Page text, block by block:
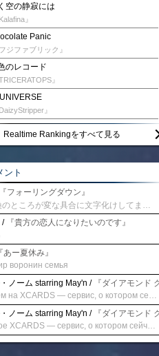
空の静寂には
』
Panic
ジファブリック』
のレコード
』
』
Realtime Rankingをすべて見る
ト
『フォーリングダウン』
/ 『貴方の恋人になりたいのです』
『あー夏休み』
воронин семья
ノーム starring May'n / 『ダイアモンド
ノーム starring May'n / 『ダイアモンド
Что такое XCARDS — сервис, о котором сейчас говорят. Буквально на днях заметил о интересный бренд XCARDS, он помогает создавать онлайн карты чтобы управлять бюджетами. Ключевые преимущества: Выпуск занимает всего считанные минуты. Платформа даёт возможность оформить множество карт для разных целей. Есть поддержка в любое время суток включая персонального менеджера. Есть контроль без задержек — транзакции, уведомления, аналитика — всё под рукой. Возможные нюансы: Регистрация: европейская юрисдикция — желательно убедиться, что сервис можно использовать без нарушений. Финансовые условия: возможно, есть скрытые комиссии, поэтому лучше внимательно прочитать договор. Отзывы пользователей: по отзывам поддержка работает быстро. Надёжность системы: внедрены базовые меры безопасности, но всё равно советую не хранить большие суммы на карте. Вывод: В целом платформа кажется отличным помощником для маркетологов. Платформа сочетает скорость, удобство и гибкость. Как вы думаете? Пользовались ли вы XCARDS? Поделитесь опытом — будет интересно сравнить. Виртуальные карты для бизнеса